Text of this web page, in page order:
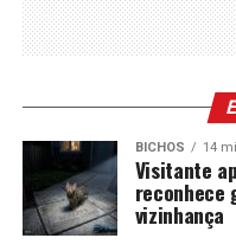
BICHOS 14
Visitante
reconhece
vizinhança